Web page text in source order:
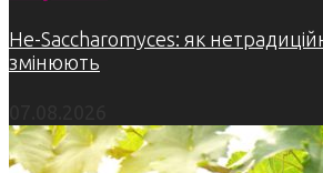
Не-Saccharomyces: як
змінюють